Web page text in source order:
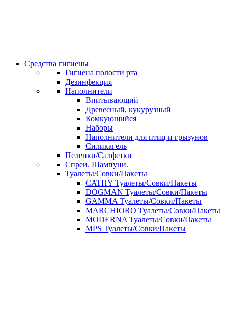
Средства гигиены
Гигиена полости рта
Дезинфекция
Наполнители
Впитывающий
Древесный, кукурузный
Комкующийся
Наборы
Наполнители для птиц и грызунов
Силикагель
Пеленки/Салфетки
Спреи. Шампуни.
Туалеты/Совки/Пакеты
CATHY Туалеты/Совки/Пакеты
DOGMAN Туалеты/Совки/Пакеты
GAMMA Туалеты/Совки/Пакеты
MARCHIORO Туалеты/Совки/Пакеты
MODERNA Туалеты/Совки/Пакеты
MPS Туалеты/Совки/Пакеты